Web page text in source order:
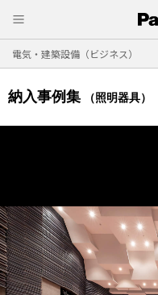
電気・建築設備（ビジネス）
納入事例集 （照明器具）